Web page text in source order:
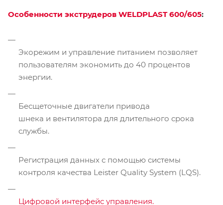
Особенности экструдеров WELDPLAST 600/605:
Экорежим и управление питанием позволяет
пользователям экономить до 40 процентов
энергии.
Бесщеточные двигатели привода
шнека и вентилятора для длительного срока
службы.
Регистрация данных с помощью системы
контроля качества Leister Quality System (LQS).
Цифровой интерфейс управления.